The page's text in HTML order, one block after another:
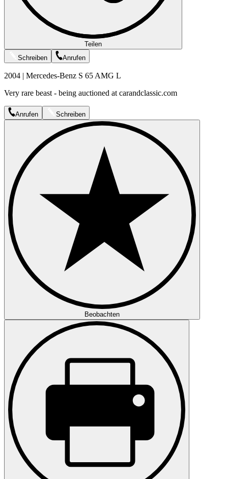
Teilen
Schreiben
Anrufen
2004 | Mercedes-Benz S 65 AMG L
Very rare beast - being auctioned at carandclassic.com
Anrufen Schreiben
Beobachten